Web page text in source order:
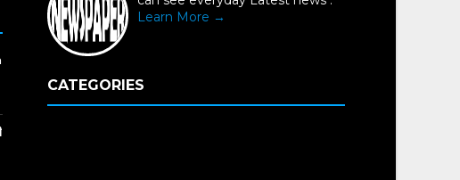
Learn More →
CATEGORIES